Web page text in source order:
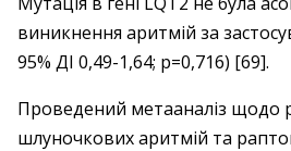
виникнення аритмій за
95% ДІ 0,49-1,64; p=0,716) [69].
Проведений метааналіз щодо
шлуночкових аритмій та